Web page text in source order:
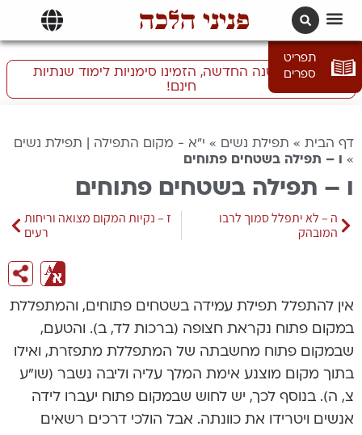
פניני הלכה
תפריט
ספרים
התכוננו לשנה החדשה, הזמינו סימניות לימוד שנתיות
חינם!
דף הבית » תפילת נשים » י"א - מקום התפילה | תפילת נשים
»
ו – תפילה בשטחים פתוחים
ו – תפילה בשטחים פתוחים
ה – לא יתפלל סמוך לרבו
המובהק
ז – נקיות המקום מצואה וריחות
רעים
אין להתפלל תפילת עמידה בשטחים פתוחים, והמתפללת
במקום פתוח נקראת חצופה (ברכות לד, ב). והטעם,
שבמקום פתוח מחשבתה של המתפללת מתפזרת, ואילו
בתוך מקום מוצנע אימת המלך עליה וליבה נשבר (שו”ע
צ, ה). בנוסף לכך, יש לחוש שבמקום פתוח יעברו לידה
אנשים ויטרידו את כוונתה. אבל הולכי דרכים רשאים